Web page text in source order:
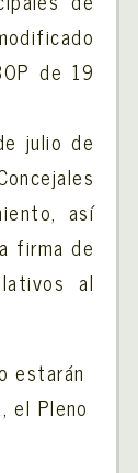
de 19
julio de
así
firma de
al
estarán
el Pleno